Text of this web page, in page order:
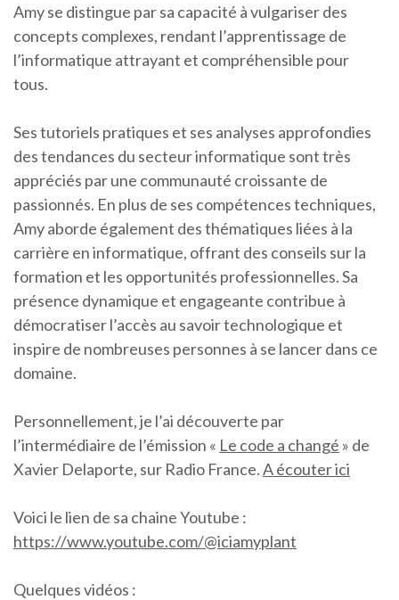
Amy se distingue par sa capacité à vulgariser des
concepts complexes, rendant l’apprentissage de
l’informatique attrayant et compréhensible pour
tous.
Ses tutoriels pratiques et ses analyses approfondies
des tendances du secteur informatique sont très
appréciés par une communauté croissante de
passionnés. En plus de ses compétences techniques,
Amy aborde également des thématiques liées à la
carrière en informatique, offrant des conseils sur la
formation et les opportunités professionnelles. Sa
présence dynamique et engageante contribue à
démocratiser l’accès au savoir technologique et
inspire de nombreuses personnes à se lancer dans ce
domaine.
Personnellement, je l’ai découverte par
l’intermédiaire de l’émission « Le code a changé » de
Xavier Delaporte, sur Radio France.A écouter ici
Voici le lien de sa chaine Youtube :
https://www.youtube.com/@iciamyplant
Quelques vidéos :